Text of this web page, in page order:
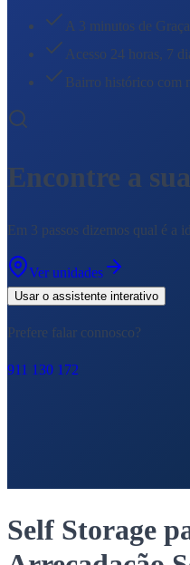
A 3 minutos de Graça
Acesso 24 horas, 7
Bairro histórico com
Encontre a
Em 3 passos dizemos qual é a
Ver unidades
Usar o assistente interativo
Prefere falar connosco?
911 130 172
Self Storage